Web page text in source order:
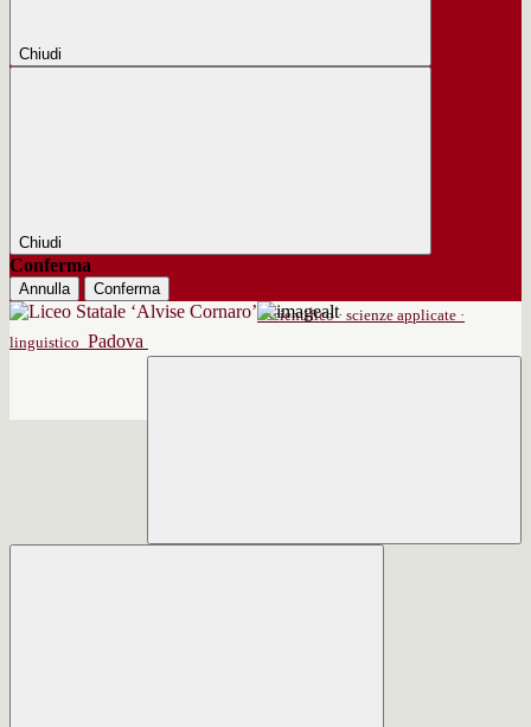
Chiudi
Chiudi
Conferma
Annulla
Conferma
scientifico · scienze applicate ·
linguistico Padova